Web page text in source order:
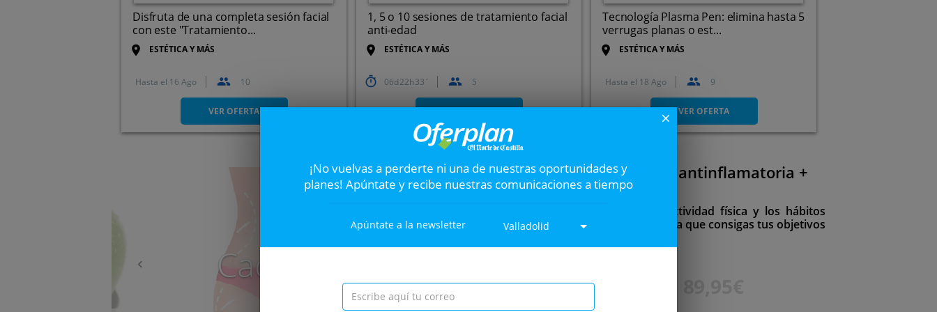
Disfruta de una completa sesión facial
con este "Tratamiento...
ESTÉTICA Y MÁS
Paseo de Zorrilla, 119, 47008.
Valladolid.
Hasta el 16 Ago 10
VER OFERTA
1, 5 o 10 sesiones de tratamiento facial
anti-edad
ESTÉTICA Y MÁS
Paseo de Zorrilla, 119, 47008.
Valladolid.
06 22 33 5
VER OFERTA
Tecnología Plasma Pen: elimina hasta 5
verrugas planas o est...
ESTÉTICA Y MÁS
Paseo de Zorrilla, 119, 47008.
Valladolid.
Hasta el 18 Ago 9
VER OFERTA
Caducada
SiguienteConsulta nutricional + dieta antinflamatoria +
electroestimulación
¿Quieres apostar por tu salud? La actividad física y los hábitos
alimenticios saludables son la clave para que consigas tus objetivos
50%
close
¡No vuelvas a perderte ni una de nuestras oportunidades y
planes! Apúntate y recibe nuestras comunicaciones a tiempo
Apúntate a la newsletter Valladolid